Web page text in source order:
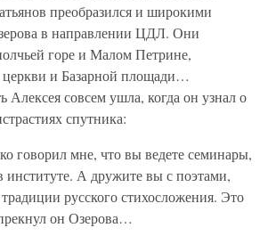
преобразился и широкими
в направлении ЦДЛ. Они
горе и Малом Петрине,
церкви и Базарной площади…
Алексея совсем ушла, когда он узнал о
спутника:
говорил мне, что вы ведете семинары,
институте. А дружите вы с поэтами,
русского стихосложения. Это
он Озерова…